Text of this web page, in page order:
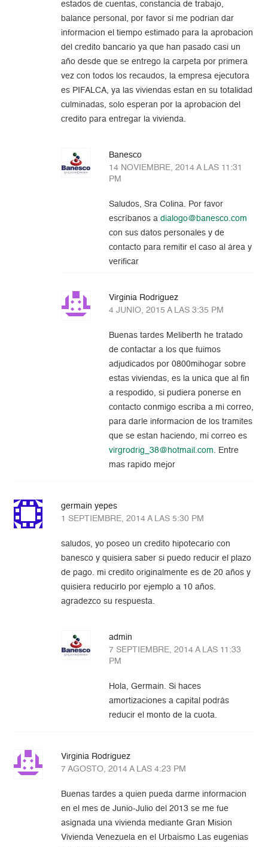
estados de cuentas, constancia de trabajo,
balance personal, por favor si me podrian dar
informacion el tiempo estimado para la aprobacion
del credito bancario ya que han pasado casi un
año desde que se entrego la carpeta por primera
vez con todos los recaudos, la empresa ejecutora
es PIFALCA, ya las viviendas estan en su totalidad
culminadas, solo esperan por la aprobacion del
credito para entregar la vivienda.
Banesco
14 NOVIEMBRE, 2014 A LAS 11:31
PM
Saludos, Sra Colina. Por favor
escríbanos adialogo@banesco.com
con sus datos personales y de
contacto para remitir el caso al área y
verificar
Virginia Rodriguez
4 JUNIO, 2015 A LAS 3:35 PM
Buenas tardes Meliberth he tratado
de contactar a los que fuimos
adjudicados por 0800mihogar sobre
estas viviendas, es la unica que al fin
a respodido, si pudiera ponerse en
contacto conmigo escriba a mi correo,
para darle informacion de los tramites
que se estan haciendo, mi correo es
virgrodrig_38@hotmail.com. Entre
mas rapido mejor
germain yepes
1 SEPTIEMBRE, 2014 A LAS 5:30 PM
saludos, yo poseo un credito hipotecario con
banesco y quisiera saber si puedo reducir el plazo
de pago. mi credito originalmente es de 20 años y
quisiera reducirlo por ejemplo a 10 años.
agradezco su respuesta.
admin
7 SEPTIEMBRE, 2014 A LAS 11:33
PM
Hola, Germain. Si haces
amortizaciones a capital podrás
reducir el monto de la cuota.
Virginia Rodriguez
7 AGOSTO, 2014 A LAS 4:23 PM
Buenas tardes a quien pueda darme informacion
en el mes de Junio-Julio del 2013 se me fue
asignada una vivienda mediante Gran Mision
Vivienda Venezuela en el Urbaismo Las eugenias